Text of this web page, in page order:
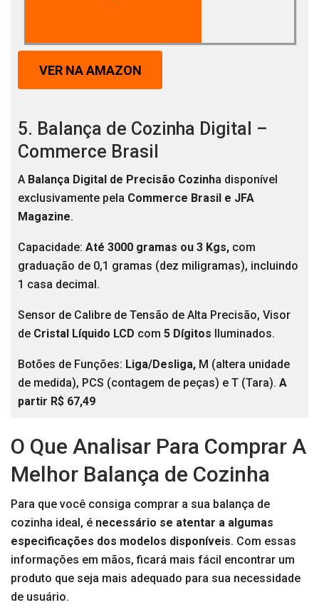
VER NA AMAZON
5. Balança de Cozinha Digital –
Commerce Brasil
A Balança Digital de Precisão Cozinha disponível
exclusivamente pela Commerce Brasil e JFA
Magazine.
Capacidade: Até 3000 gramas ou 3 Kgs, com
graduação de 0,1 gramas (dez miligramas), incluindo
1 casa decimal.
Sensor de Calibre de Tensão de Alta Precisão, Visor
de Cristal Líquido LCD com 5 Dígitos Iluminados.
Botões de Funções: Liga/Desliga, M (altera unidade
de medida), PCS (contagem de peças) e T (Tara). A
partir R$ 67,49
O Que Analisar Para Comprar A
Melhor Balança de Cozinha
Para que você consiga comprar a sua balança de
cozinha ideal, é necessário se atentar a algumas
especificações dos modelos disponíveis. Com essas
informações em mãos, ficará mais fácil encontrar um
produto que seja mais adequado para sua necessidade
de usuário.